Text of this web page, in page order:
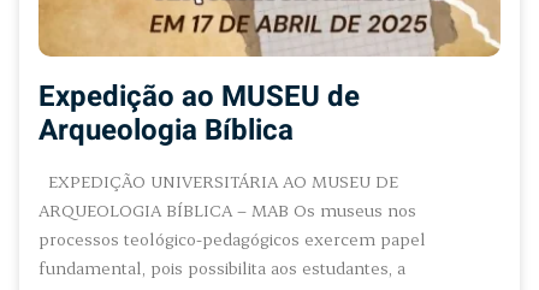
Expedição ao MUSEU de
Arqueologia Bíblica
EXPEDIÇÃO UNIVERSITÁRIA AO MUSEU DE
ARQUEOLOGIA BÍBLICA – MAB Os museus nos
processos teológico-pedagógicos exercem papel
fundamental, pois possibilita aos estudantes, a